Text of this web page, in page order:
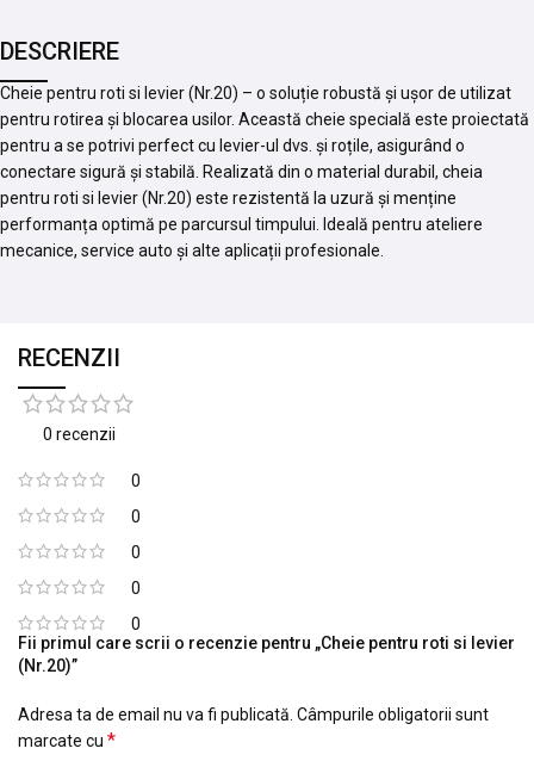
DESCRIERE
Cheie pentru roti si levier (Nr.20) – o soluție robustă și ușor de utilizat
pentru rotirea și blocarea usilor. Această cheie specială este proiectată
pentru a se potrivi perfect cu levier-ul dvs. și roțile, asigurând o
conectare sigură și stabilă. Realizată din o material durabil, cheia
pentru roti si levier (Nr.20) este rezistentă la uzură și menține
performanța optimă pe parcursul timpului. Ideală pentru ateliere
mecanice, service auto și alte aplicații profesionale.
RECENZII
0 recenzii
0
0
0
0
0
Fii primul care scrii o recenzie pentru „Cheie pentru roti si levier
(Nr.20)”
Adresa ta de email nu va fi publicată. Câmpurile obligatorii sunt
marcate cu *